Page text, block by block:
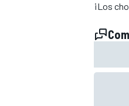
¡Los